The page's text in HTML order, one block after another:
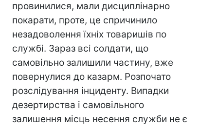
провинилися, мали дисциплінарно
покарати, проте, це спричинило
незадоволення їхніх товаришів по
службі. Зараз всі солдати, що
самовільно залишили частину, вже
повернулися до казарм. Розпочато
розслідування інциденту. Випадки
дезертирства і самовільного
залишення місць несення служби не є